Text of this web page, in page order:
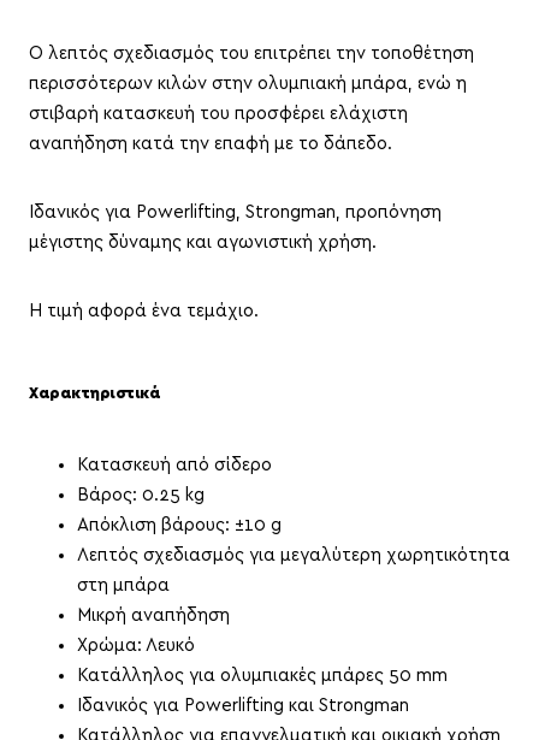
Ο λεπτός σχεδιασμός του επιτρέπει την τοποθέτηση
περισσότερων κιλών στην ολυμπιακή μπάρα, ενώ η
στιβαρή κατασκευή του προσφέρει ελάχιστη
αναπήδηση κατά την επαφή με το δάπεδο.
Ιδανικός για Powerlifting, Strongman, προπόνηση
μέγιστης δύναμης και αγωνιστική χρήση.
Η τιμή αφορά ένα τεμάχιο.
Χαρακτηριστικά
Κατασκευή από σίδερο
Βάρος: 0.25 kg
Απόκλιση βάρους: ±10 g
Λεπτός σχεδιασμός για μεγαλύτερη χωρητικότητα
στη μπάρα
Μικρή αναπήδηση
Χρώμα: Λευκό
Κατάλληλος για ολυμπιακές μπάρες 50 mm
Ιδανικός για Powerlifting και Strongman
Κατάλληλος για επαγγελματική και οικιακή χρήση